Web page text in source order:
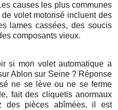
causes les plus communes
volet motorisé incluent des
lames cassées, des soucis
composants vieux.
si mon volet automatique a
Ablon sur Seine ? Réponse
ne se lève ou ne se ferme
fait des cliquetis anormaux
des pièces abîmées, il est